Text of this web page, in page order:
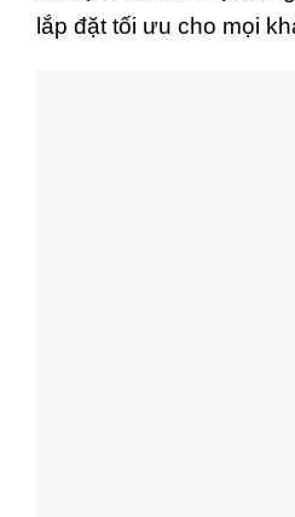
lắp đặt tối ưu cho mọi